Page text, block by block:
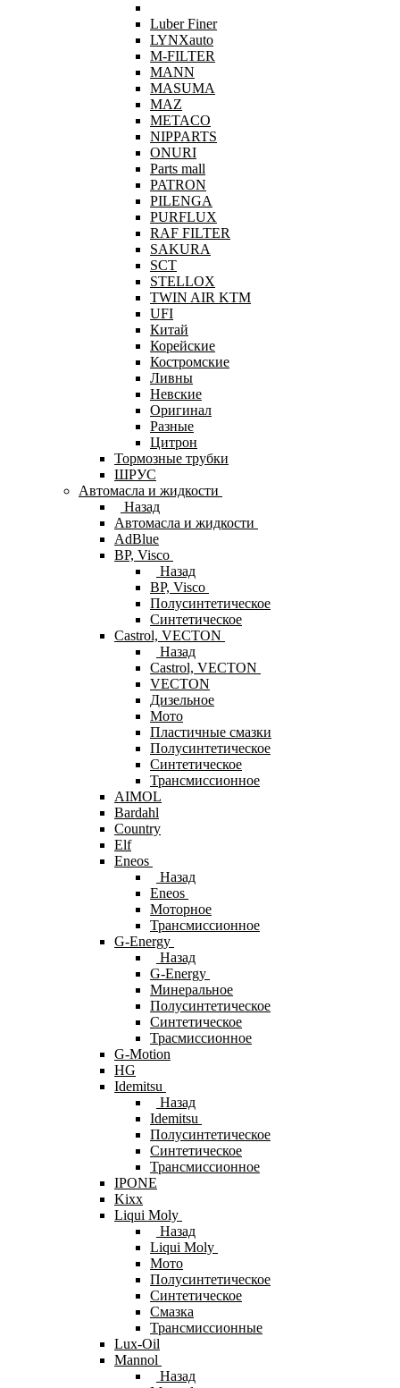
Luber Finer
LYNXauto
M-FILTER
MANN
MASUMA
MAZ
METACO
NIPPARTS
ONURI
Parts mall
PATRON
PILENGA
PURFLUX
RAF FILTER
SAKURA
SCT
STELLOX
TWIN AIR KTM
UFI
Китай
Корейские
Костромские
Ливны
Невские
Оригинал
Разные
Цитрон
Тормозные трубки
ШРУС
Автомасла и жидкости
Назад
Автомасла и жидкости
AdBlue
BP, Visco
Назад
BP, Visco
Полусинтетическое
Синтетическое
Castrol, VECTON
Назад
Castrol, VECTON
VECTON
Дизельное
Мото
Пластичные смазки
Полусинтетическое
Синтетическое
Трансмиссионное
AIMOL
Bardahl
Country
Elf
Eneos
Назад
Eneos
Моторное
Трансмиссионное
G-Energy
Назад
G-Energy
Минеральное
Полусинтетическое
Синтетическое
Трасмиссионное
G-Motion
HG
Idemitsu
Назад
Idemitsu
Полусинтетическое
Синтетическое
Трансмиссионное
IPONE
Kixx
Liqui Moly
Назад
Liqui Moly
Мото
Полусинтетическое
Синтетическое
Смазка
Трансмиссионные
Lux-Oil
Mannol
Назад